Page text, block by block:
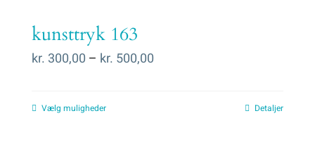
kunsttryk 163
kr. 300,00 – kr. 500,00
Vælg muligheder Detaljer